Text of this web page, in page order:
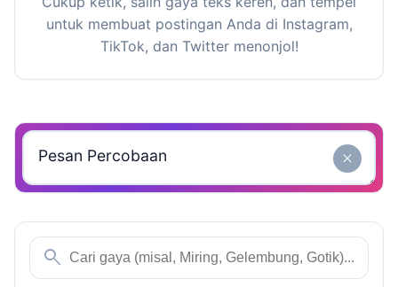
untuk membuat postingan Anda di Instagram,
TikTok, dan Twitter menonjol!
close
search